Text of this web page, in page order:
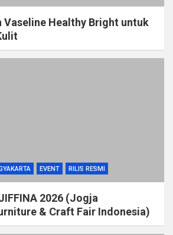
Vaseline Healthy Bright untuk
EVENT RILIS RESMI
2026 (Jogja
& Craft Fair Indonesia)